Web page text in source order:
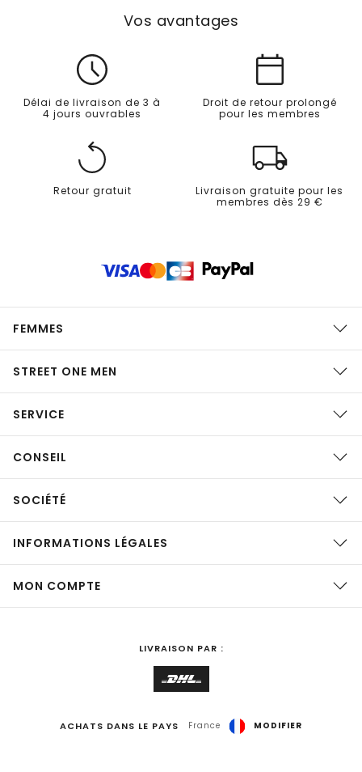
Vos avantages
Délai de livraison de 3 à
4 jours ouvrables
Droit de retour prolongé
pour les membres
Retour gratuit
Livraison gratuite pour les
membres dès 29 €
FEMMES
STREET ONE MEN
SERVICE
CONSEIL
SOCIÉTÉ
INFORMATIONS LÉGALES
MON COMPTE
LIVRAISON PAR :
ACHATS DANS LE PAYS France MODIFIER